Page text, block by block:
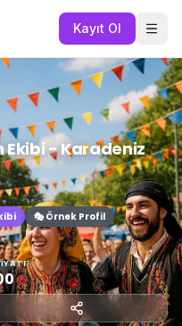
Kayıt Ol
Ekibi - Karadeniz
🎭 Örnek Profil